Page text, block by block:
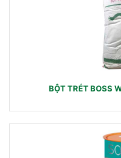
BỘT TRÉT BOSS